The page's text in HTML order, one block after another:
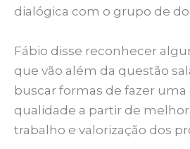
dialógica com o grupo de
Fábio disse reconhecer
que vão além da questão
buscar formas de fazer
qualidade a partir de
trabalho e valorização dos